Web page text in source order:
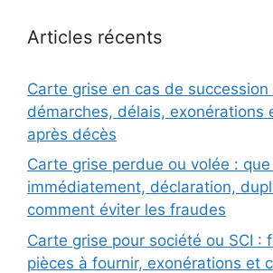
Articles récents
Carte grise en cas de
démarches, délais, exonérations
après décès
Carte grise perdue ou volée :
immédiatement, déclaration,
comment éviter les fraudes
Carte grise pour société ou SCI :
pièces à fournir, exonérations et